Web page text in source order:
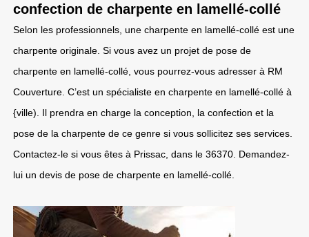
confection de charpente en lamellé-collé
Selon les professionnels, une charpente en lamellé-collé est une
charpente originale. Si vous avez un projet de pose de
charpente en lamellé-collé, vous pourrez-vous adresser à RM
Couverture. C’est un spécialiste en charpente en lamellé-collé à
{ville). Il prendra en charge la conception, la confection et la
pose de la charpente de ce genre si vous sollicitez ses services.
Contactez-le si vous êtes à Prissac, dans le 36370. Demandez-
lui un devis de pose de charpente en lamellé-collé.